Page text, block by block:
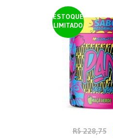
ESTOQUE
LIMITADO
R$ 228,75